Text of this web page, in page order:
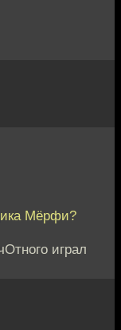
Мёрфи?
играл